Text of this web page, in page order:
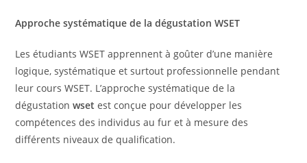
Approche systématique de la dégustation WSET
Les étudiants WSET apprennent à goûter d’une manière
logique, systématique et surtout professionnelle pendant
leur cours WSET. L’approche systématique de la
dégustationwset est conçue pour développer les
compétences des individus au fur et à mesure des
différents niveaux de qualification.